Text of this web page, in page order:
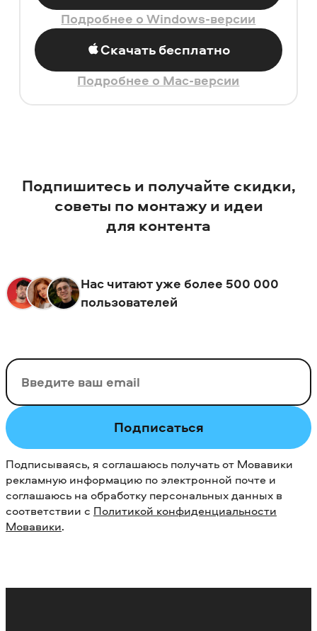
Подробнее о Windows-версии
Скачать бесплатно
Подробнее о Mac-версии
Подпишитесь и получайте скидки,
советы по монтажу и идеи
для контента
Нас читают уже более 500 000
пользователей
Ваш email
Подписаться
Подписываясь, я соглашаюсь получать от Мовавики
рекламную информацию по электронной почте и
соглашаюсь на обработку персональных данных в
соответствии с Политикой конфиденциальности
Мовавики.